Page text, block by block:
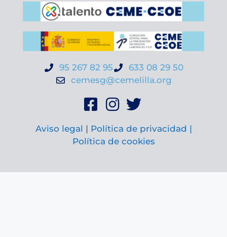
95 267 82 95
633 08 29 50
cemesg@cemelilla.org
Aviso legal | Política de privacidad |
Política de cookies